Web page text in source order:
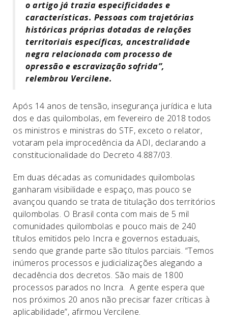
o artigo já trazia especificidades e
características. Pessoas com trajetórias
históricas próprias dotadas de relações
territoriais específicas, ancestralidade
negra relacionada com processo de
opressão e escravização sofrida”,
relembrou Vercilene.
Após 14 anos de tensão, insegurança jurídica e luta
dos e das quilombolas, em fevereiro de 2018 todos
os ministros e ministras do STF, exceto o relator,
votaram pela improcedência da ADI, declarando a
constitucionalidade do Decreto 4.887/03.
Em duas décadas as comunidades quilombolas
ganharam visibilidade e espaço, mas pouco se
avançou quando se trata de titulação dos territórios
quilombolas. O Brasil conta com mais de 5 mil
comunidades quilombolas e pouco mais de 240
títulos emitidos pelo Incra e governos estaduais,
sendo que grande parte são títulos parciais. “Temos
inúmeros processos e judicializações alegando a
decadência dos decretos. São mais de 1800
processos parados no Incra. A gente espera que
nos próximos 20 anos não precisar fazer críticas à
aplicabilidade”, afirmou Vercilene.